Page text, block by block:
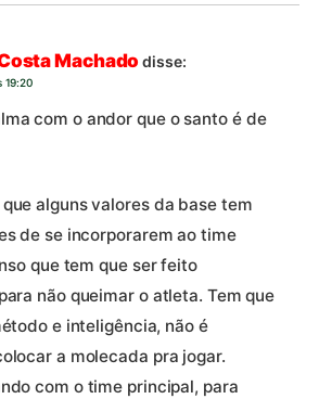
Machado disse:
19:20
com o andor que o santo é de
alguns valores da base tem
de se incorporarem ao time
que tem que ser feito
não queimar o atleta. Tem que
e inteligência, não é
a molecada pra jogar.
com o time principal, para